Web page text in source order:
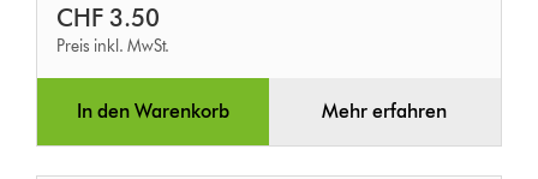
CHF 3.50
Preis inkl. MwSt.
In den Warenkorb Mehr erfahren